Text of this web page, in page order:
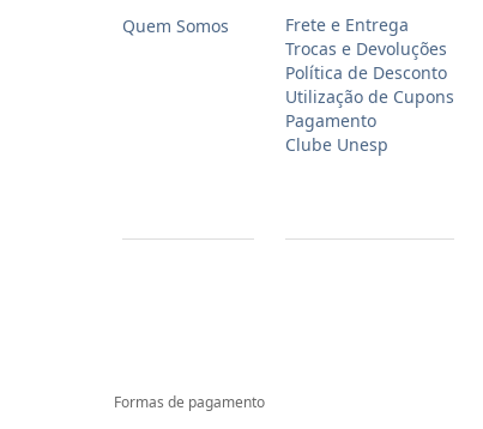
Quem Somos
Frete e Entrega
Trocas e Devoluções
Política de Desconto
Utilização de Cupons
Pagamento
Clube Unesp
Formas de pagamento